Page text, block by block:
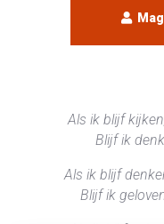
Als ik blijf
Blijf ik
Als ik blijf
Blijf ik